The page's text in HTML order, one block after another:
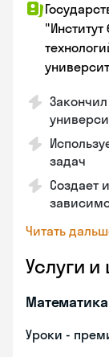
задач
Создает
Читать
Услуги
Математика
Уроки -